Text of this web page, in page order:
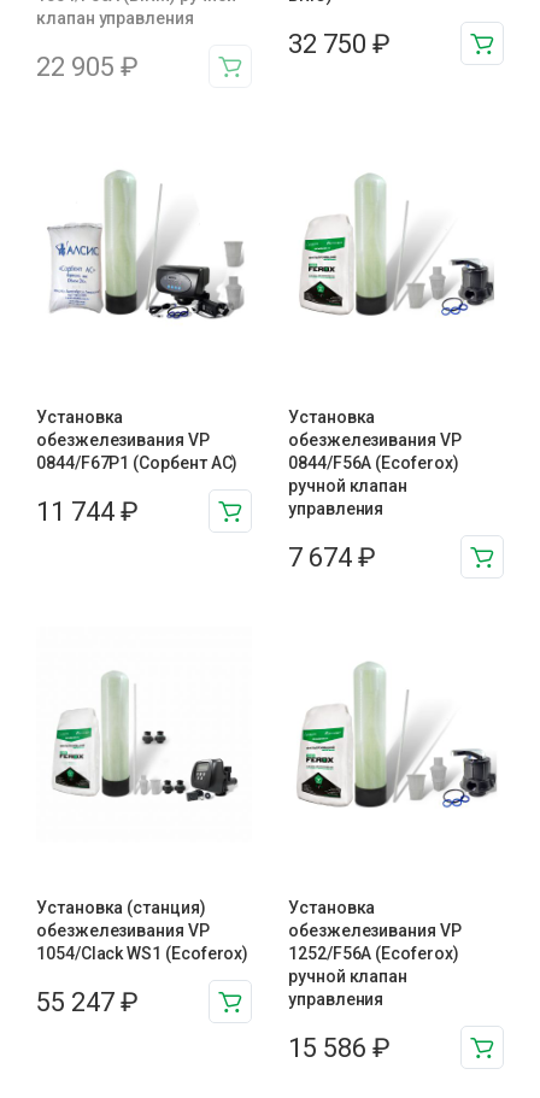
клапан управления
22 905 ₽
32 750 ₽
Установка
обезжелезивания VP
0844/F67P1 (Сорбент АС)
11 744 ₽
Установка
обезжелезивания VP
0844/F56A (Ecoferox)
ручной клапан
управления
7 674 ₽
Установка (станция)
обезжелезивания VP
1054/Clack WS1 (Ecoferox)
55 247 ₽
Установка
обезжелезивания VP
1252/F56A (Ecoferox)
ручной клапан
управления
15 586 ₽